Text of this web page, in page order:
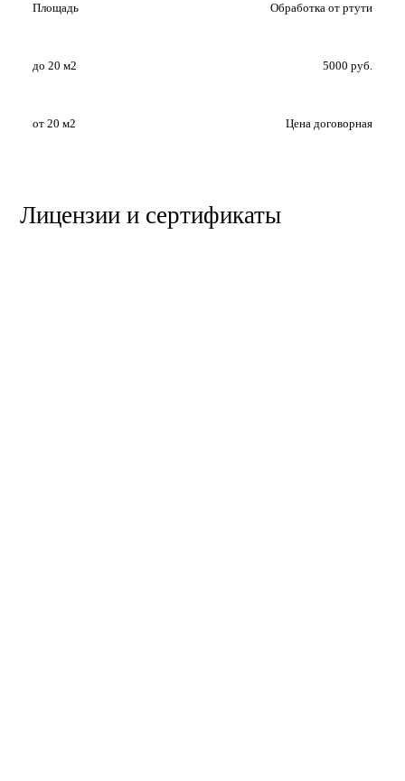
Площадь Обработка от ртути
до 20 м2 5000 руб.
от 20 м2 Цена договорная
Лицензии и сертификаты